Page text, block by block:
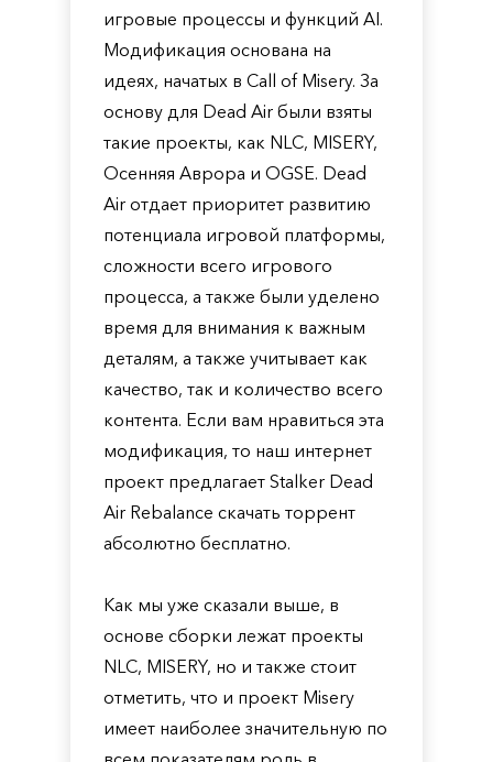
игровые процессы и функций AI.
Модификация основана на
идеях, начатых в Call of Misery. За
основу для Dead Air были взяты
такие проекты, как NLC, MISERY,
Осенняя Аврора и OGSE. Dead
Air отдает приоритет развитию
потенциала игровой платформы,
сложности всего игрового
процесса, а также были уделено
время для внимания к важным
деталям, а также учитывает как
качество, так и количество всего
контента. Если вам нравиться эта
модификация, то наш интернет
проект предлагает Stalker Dead
Air Rebalance скачать торрент
абсолютно бесплатно.
Как мы уже сказали выше, в
основе сборки лежат проекты
NLC, MISERY, но и также стоит
отметить, что и проект Misery
имеет наиболее значительную по